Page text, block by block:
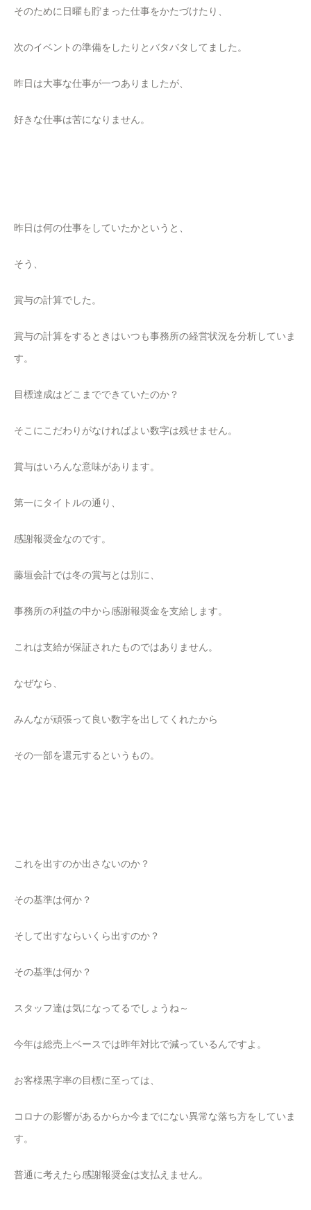
そのために日曜も貯まった仕事をかたづけたり、
次のイベントの準備をしたりとバタバタしてました。
昨日は大事な仕事が一つありましたが、
好きな仕事は苦になりません。
昨日は何の仕事をしていたかというと、
そう、
賞与の計算でした。
賞与の計算をするときはいつも事務所の経営状況を分析していま
す。
目標達成はどこまでできていたのか？
そこにこだわりがなければよい数字は残せません。
賞与はいろんな意味があります。
第一にタイトルの通り、
感謝報奨金なのです。
藤垣会計では冬の賞与とは別に、
事務所の利益の中から感謝報奨金を支給します。
これは支給が保証されたものではありません。
なぜなら、
みんなが頑張って良い数字を出してくれたから
その一部を還元するというもの。
これを出すのか出さないのか？
その基準は何か？
そして出すならいくら出すのか？
その基準は何か？
スタッフ達は気になってるでしょうね～
今年は総売上ベースでは昨年対比で減っているんですよ。
お客様黒字率の目標に至っては、
コロナの影響があるからか今までにない異常な落ち方をしていま
す。
普通に考えたら感謝報奨金は支払えません。